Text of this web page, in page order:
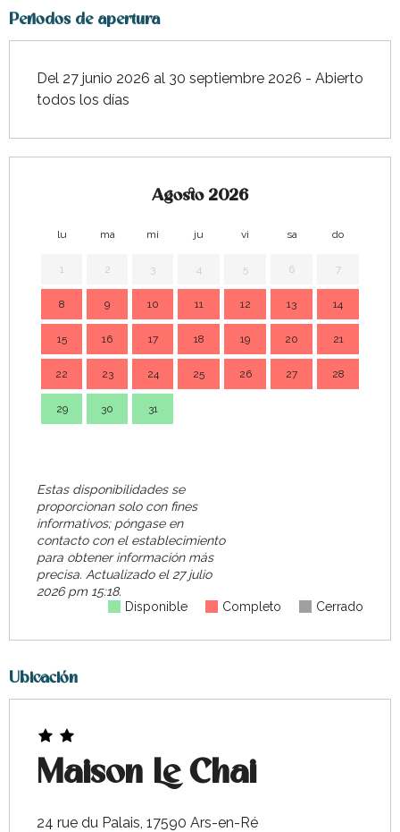
Periodos de apertura
Del 27 junio 2026 al 30 septiembre 2026 - Abierto
todos los días
Agosto 2026
lu ma mi ju vi sa do
1 2 3 4 5 6 7
8 9 10 11 12 13 14
15 16 17 18 19 20 21
22 23 24 25 26 27 28
29 30 31
Estas disponibilidades se
proporcionan solo con fines
informativos; póngase en
contacto con el establecimiento
para obtener información más
precisa. Actualizado el27 julio
2026 pm 15:18.
Disponible
Completo Cerrado
Ubicación
Maison Le Chai
24 rue du Palais, 17590 Ars-en-Ré